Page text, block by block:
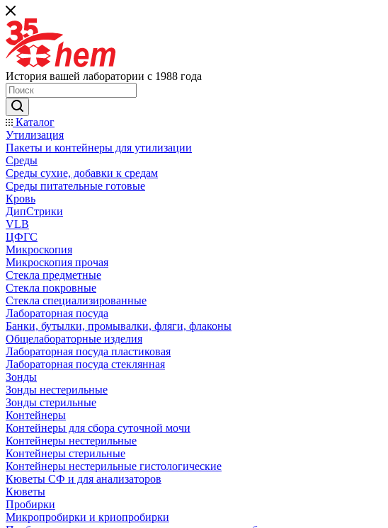
История вашей лаборатории с 1988 года
Каталог
Утилизация
Пакеты и контейнеры для утилизации
Среды
Среды сухие, добавки к средам
Среды питательные готовые
Кровь
ДипСтрики
VLB
ЦФГС
Микроскопия
Микроскопия прочая
Стекла предметные
Стекла покровные
Стекла специализированные
Лабораторная посуда
Банки, бутылки, промывалки, фляги, флаконы
Общелабораторные изделия
Лабораторная посуда пластиковая
Лабораторная посуда стеклянная
Зонды
Зонды нестерильные
Зонды стерильные
Контейнеры
Контейнеры для сбора суточной мочи
Контейнеры нестерильные
Контейнеры стерильные
Контейнеры нестерильные гистологические
Кюветы СФ и для анализаторов
Кюветы
Пробирки
Микропробирки и криопробирки